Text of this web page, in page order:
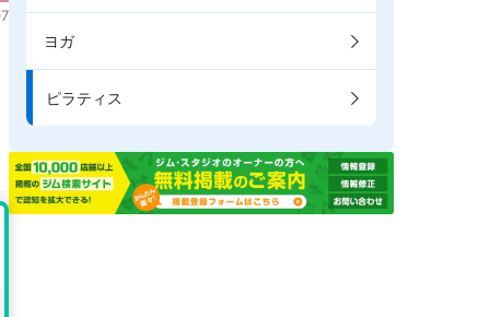
ヨガ
ピラティス